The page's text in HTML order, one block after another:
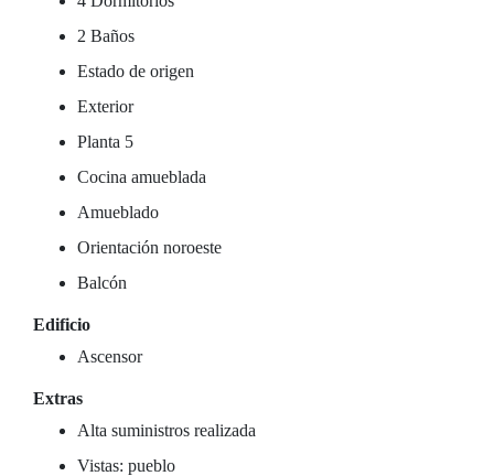
2 Baños
Estado de origen
Exterior
Planta 5
Cocina amueblada
Amueblado
Orientación noroeste
Balcón
Edificio
Ascensor
Extras
Alta suministros realizada
Vistas: pueblo